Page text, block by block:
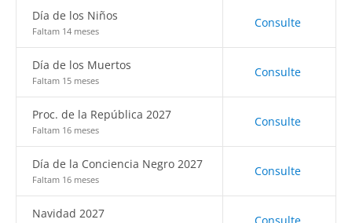
Día de los Niños
Faltam 14 meses
Consulte
Día de los Muertos
Faltam 15 meses
Consulte
Proc. de la República 2027
Faltam 16 meses
Consulte
Día de la Conciencia Negro 2027
Faltam 16 meses
Consulte
Navidad 2027